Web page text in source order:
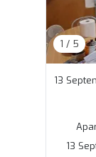
1 / 5
13
13